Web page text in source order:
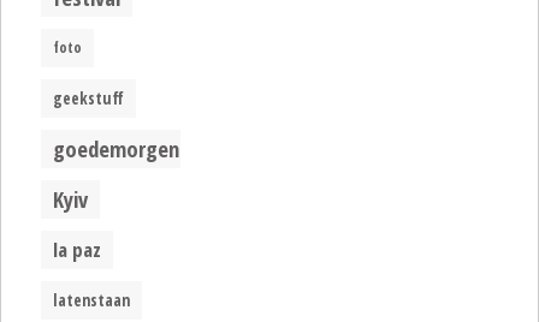
foto
geekstuff
goedemorgen
Kyiv
la paz
latenstaan